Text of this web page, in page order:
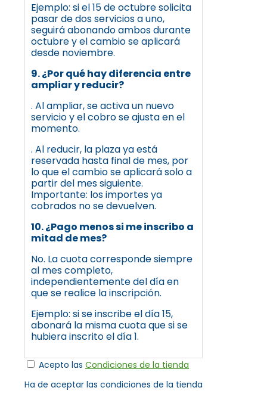
Ejemplo: si el 15 de octubre solicita
pasar de dos servicios a uno,
seguirá abonando ambos durante
octubre y el cambio se aplicará
desde noviembre.
9. ¿Por qué hay diferencia entre
ampliar y reducir?
. Al ampliar, se activa un nuevo
servicio y el cobro se ajusta en el
momento.
. Al reducir, la plaza ya está
reservada hasta final de mes, por
lo que el cambio se aplicará solo a
partir del mes siguiente.
Importante: los importes ya
cobrados no se devuelven.
10. ¿Pago menos si me inscribo a
mitad de mes?
No. La cuota corresponde siempre
al mes completo,
independientemente del día en
que se realice la inscripción.
Ejemplo: si se inscribe el día 15,
abonará la misma cuota que si se
hubiera inscrito el día 1.
Acepto las Condiciones de la tienda
Ha de aceptar las condiciones de la tienda